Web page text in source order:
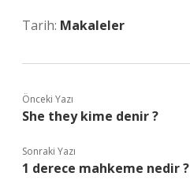
Tarih: Makaleler
Önceki Yazı
She they kime denir ?
Sonraki Yazı
1 derece mahkeme nedir ?